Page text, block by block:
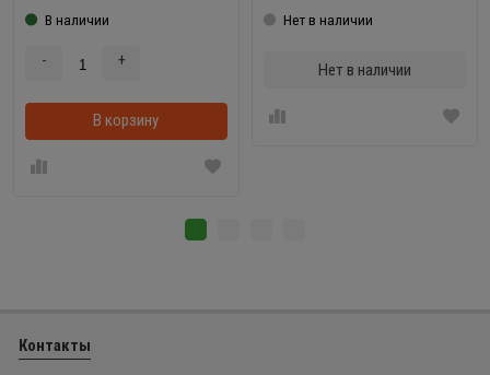
В наличии
- +
В корзину
Нет в наличии
Нет в наличии
Контакты